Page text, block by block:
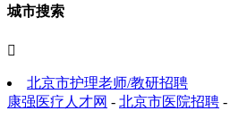
城市搜索

北京市护理老师/教研招聘
康强医疗人才网 - 北京市医院招聘 -